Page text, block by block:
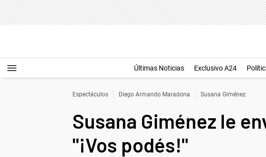
Últimas Noticias Exclusivo A24
Espectáculos Diego Armando Maradona Susana Giménez
Susana Giménez le
"¡Vos podés!"